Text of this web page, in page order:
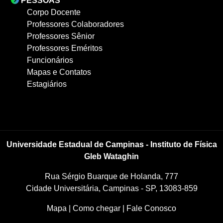
Corpo Docente
Professores Colaboradores
Professores Sênior
Professores Eméritos
Funcionários
Mapas e Contatos
Estagiários
Universidade Estadual de Campinas - Instituto de Física
Gleb Wataghin
Rua Sérgio Buarque de Holanda, 777
Cidade Universitária, Campinas - SP, 13083-859
Mapa Como chegar Fale Conosco